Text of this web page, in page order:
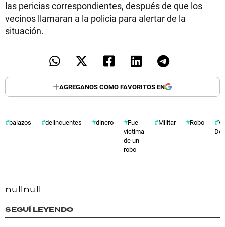
las pericias correspondientes, después de que los
vecinos llamaran a la policía para alertar de la
situación.
AGREGANOS COMO FAVORITOS EN
balazos delincuentes dinero
Fue
víctima
de un
robo
Militar Robo
nullnull
SEGUÍ LEYENDO